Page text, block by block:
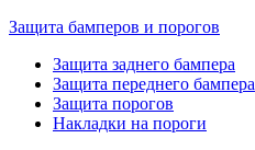
Защита бамперов и порогов
Защита заднего бампера
Защита переднего бампера
Защита порогов
Накладки на пороги